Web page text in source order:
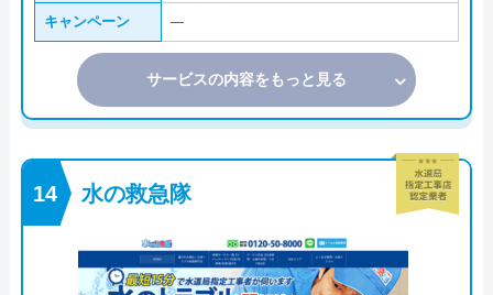
キャンペーン ―
サービスの内容をもっと見る
水の救急隊